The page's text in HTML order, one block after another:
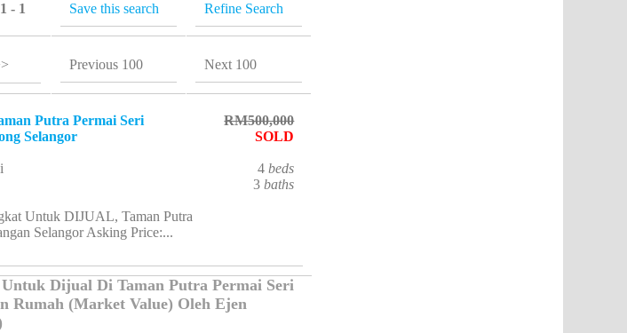
1 - 1 Save this search Refine Search
Previous 100 Next 100
Putra Permai Seri
Selangor
Untuk DIJUAL, Taman Putra
Selangor Asking Price:...
RM500,000
SOLD
4 beds
3 baths
Dijual Di Taman Putra Permai Seri
Rumah (Market Value) Oleh Ejen